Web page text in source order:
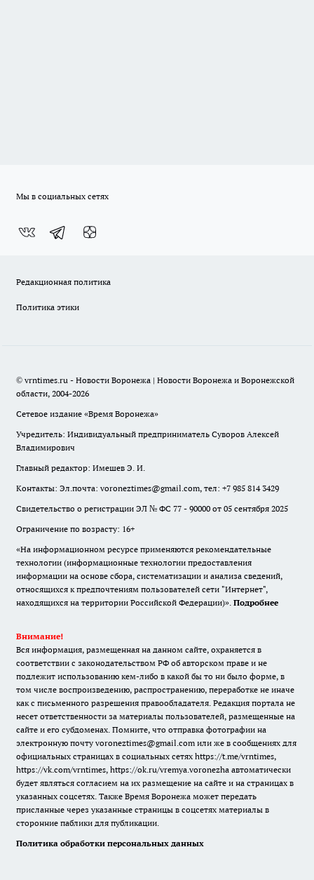
Мы в социальных сетях
Редакционная политика
Политика этики
© vrntimes.ru - Новости Воронежа | Новости Воронежа и Воронежской
области, 2004-2026
Сетевое издание «Время Воронежа»
Учредитель: Индивидуальный предприниматель Суворов Алексей
Владимирович
Главный редактор: Имешев Э. И.
Контакты: Эл.почта: voroneztimes@gmail.com, тел: +7 985 814 3429
Свидетельство о регистрации ЭЛ № ФС 77 - 90000 от 05 сентября 2025
Ограничение по возрасту: 16+
«На информационном ресурсе применяются рекомендательные
технологии (информационные технологии предоставления
информации на основе сбора, систематизации и анализа сведений,
относящихся к предпочтениям пользователей сети "Интернет",
находящихся на территории Российской Федерации)». Подробнее
Внимание!
Вся информация, размещенная на данном сайте, охраняется в
соответствии с законодательством РФ об авторском праве и не
подлежит использованию кем-либо в какой бы то ни было форме, в
том числе воспроизведению, распространению, переработке не иначе
как с письменного разрешения правообладателя. Редакция портала не
несет ответственности за материалы пользователей, размещенные на
сайте и его субдоменах. Помните, что отправка фотографии на
электронную почту voroneztimes@gmail.com или же в сообщениях для
официальных страницах в социальных сетях https://t.me/vrntimes,
https://vk.com/vrntimes, https://ok.ru/vremya.voronezha автоматически
будет являться согласием на их размещение на сайте и на страницах в
указанных соцсетях. Также Время Воронежа может передать
присланные через указанные страницы в соцсетях материалы в
сторонние паблики для публикации.
Политика обработки персональных данных